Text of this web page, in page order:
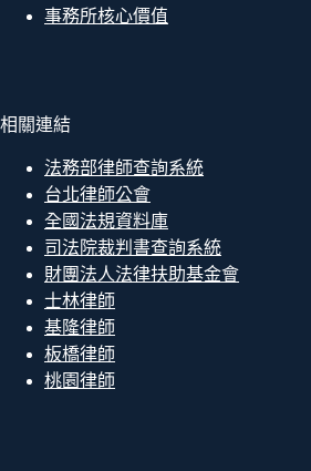
事務所核心價值
相關連結
法務部律師查詢系統
台北律師公會
全國法規資料庫
司法院裁判書查詢系統
財團法人法律扶助基金會
士林律師
基隆律師
板橋律師
桃園律師